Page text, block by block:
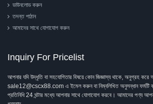
ডাউনলোড করুন
তদন্ত পাঠান
আমাদের সাথে যোগাযোগ করুন
Inquiry For Pricelist
আপনার যদি উদ্ধৃতি বা সহযোগিতার বিষয়ে কোন জিজ্ঞাস্য থাকে, অনুগ্রহ করে
sale12@cscx88.com এ ইমেল করুন বা নিম্নলিখিত অনুসন্ধান ফর্মটি
প্রতিনিধি 24 ঘন্টার মধ্যে আপনার সাথে যোগাযোগ করবে। আমাদের পণ্য